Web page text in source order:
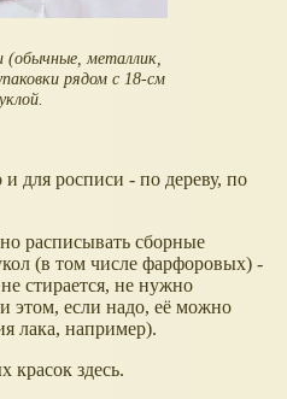
(обычные, металлик,
рядом с 18-см
для росписи - по дереву, по
расписывать сборные
(в том числе фарфоровых) -
стирается, не нужно
этом, если надо, её можно
лака, например).
красок здесь.